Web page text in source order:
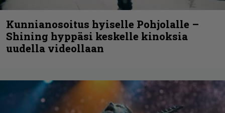
Kunnianosoitus hyiselle Pohjolalle –
Shining hyppäsi keskelle kinoksia
uudella videollaan